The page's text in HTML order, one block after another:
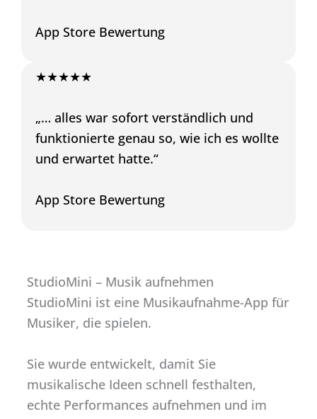
App Store Bewertung
★★★★★
„… alles war sofort verständlich und
funktionierte genau so, wie ich es wollte
und erwartet hatte.“
App Store Bewertung
StudioMini – Musik aufnehmen
StudioMini ist eine Musikaufnahme-App für
Musiker, die spielen.
Sie wurde entwickelt, damit Sie
musikalische Ideen schnell festhalten,
echte Performances aufnehmen und im